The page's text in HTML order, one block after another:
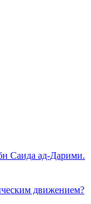
Саида ад-Дарими.
движением?